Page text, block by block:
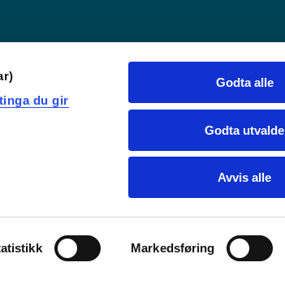
du gir
Markedsføring
Godta alle
Godta utvalde
Avvis alle